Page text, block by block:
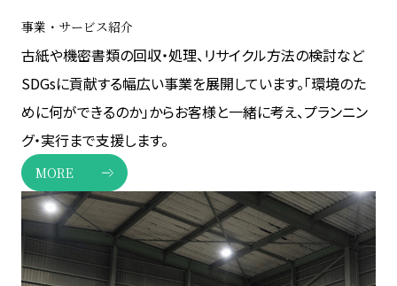
事業・サービス紹介
古紙や機密書類の回収・処理、リサイクル方法の検討など
SDGsに貢献する幅広い事業を展開しています。「環境のた
めに何ができるのか」からお客様と一緒に考え、プランニン
グ・実行まで支援します。
MORE